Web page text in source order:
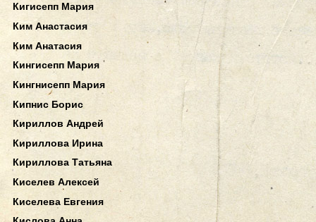
Кигисепп Мария
Ким Анастасия
Ким Анатасия
Кингисепп Мария
Кингнисепп Мария
Кипнис Борис
Кириллов Андрей
Кириллова Ирина
Кириллова Татьяна
Киселев Алексей
Киселева Евгения